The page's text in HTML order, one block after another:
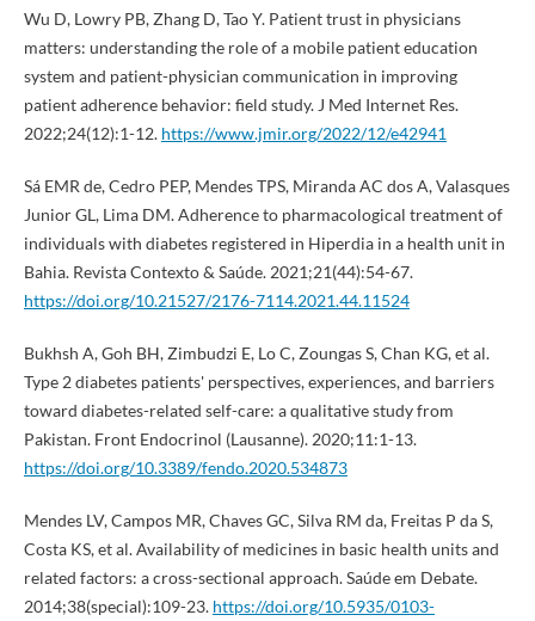
Wu D, Lowry PB, Zhang D, Tao Y. Patient trust in physicians
matters: understanding the role of a mobile patient education
system and patient-physician communication in improving
patient adherence behavior: field study. J Med Internet Res.
2022;24(12):1-12. https://www.jmir.org/2022/12/e42941
Sá EMR de, Cedro PEP, Mendes TPS, Miranda AC dos A, Valasques
Junior GL, Lima DM. Adherence to pharmacological treatment of
individuals with diabetes registered in Hiperdia in a health unit in
Bahia. Revista Contexto & Saúde. 2021;21(44):54-67.
https://doi.org/10.21527/2176-7114.2021.44.11524
Bukhsh A, Goh BH, Zimbudzi E, Lo C, Zoungas S, Chan KG, et al.
Type 2 diabetes patients' perspectives, experiences, and barriers
toward diabetes-related self-care: a qualitative study from
Pakistan. Front Endocrinol (Lausanne). 2020;11:1-13.
https://doi.org/10.3389/fendo.2020.534873
Mendes LV, Campos MR, Chaves GC, Silva RM da, Freitas P da S,
Costa KS, et al. Availability of medicines in basic health units and
related factors: a cross-sectional approach. Saúde em Debate.
2014;38(special):109-23. https://doi.org/10.5935/0103-